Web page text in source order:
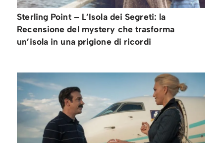
Sterling Point – L’Isola dei Segreti: la
Recensione del mystery che trasforma
un’isola in una prigione di ricordi